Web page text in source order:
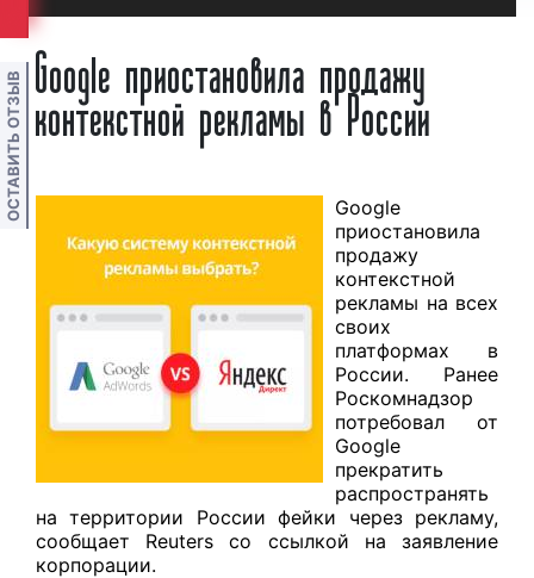
Google приостановила продажу
контекстной рекламы в России
Google
приостановила
продажу
контекстной
рекламы на всех
своих
платформах в
России. Ранее
Роскомнадзор
потребовал от
Google
прекратить
распространять
на территории России фейки через рекламу,
сообщает Reuters со ссылкой на заявление
корпорации.
ОСТАВИТЬ ОТЗЫВ